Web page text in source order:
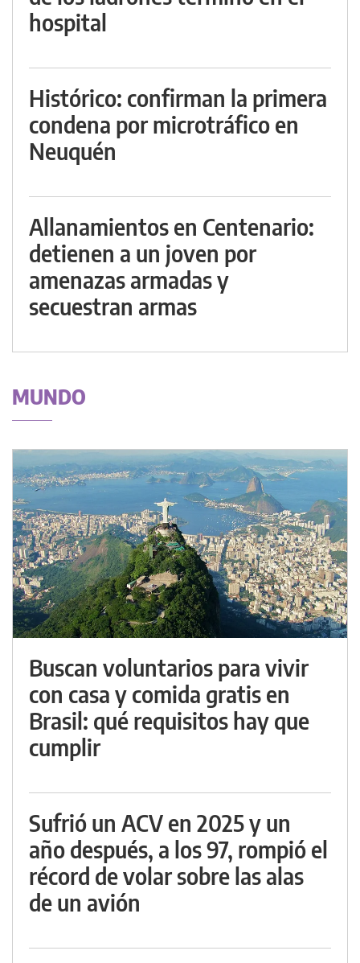
hospital
Histórico: confirman la primera
condena por microtráfico en
Neuquén
Allanamientos en Centenario:
detienen a un joven por
amenazas armadas y
secuestran armas
MUNDO
Buscan voluntarios para vivir
con casa y comida gratis en
Brasil: qué requisitos hay que
cumplir
Sufrió un ACV en 2025 y un
año después, a los 97, rompió el
récord de volar sobre las alas
de un avión